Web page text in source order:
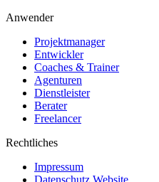
Anwender
Projektmanager
Entwickler
Coaches & Trainer
Agenturen
Dienstleister
Berater
Freelancer
Rechtliches
Impressum
Datenschutz Website